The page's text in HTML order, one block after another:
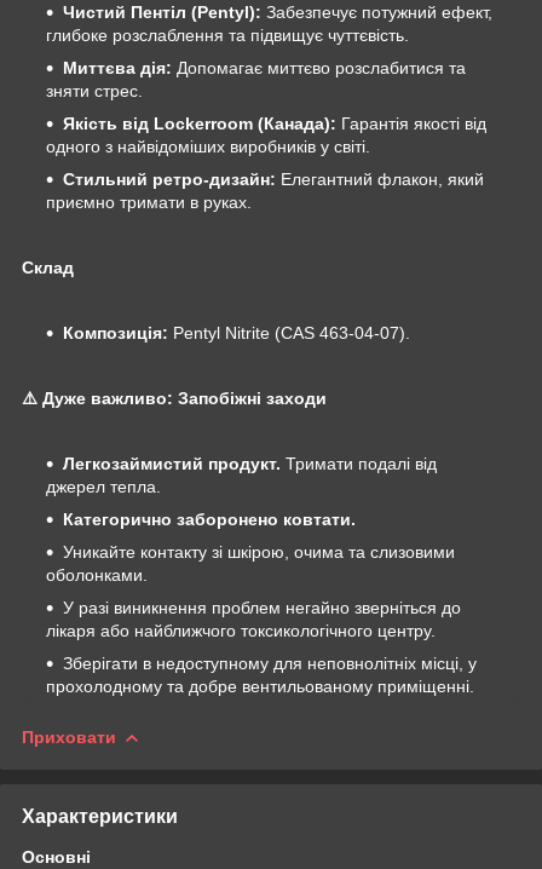
Чистий Пентіл (Pentyl): Забезпечує потужний ефект,
глибоке розслаблення та підвищує чуттєвість.
Миттєва дія: Допомагає миттєво розслабитися та
зняти стрес.
Якість від Lockerroom (Канада): Гарантія якості від
одного з найвідоміших виробників у світі.
Стильний ретро-дизайн: Елегантний флакон, який
приємно тримати в руках.
Склад
Композиція: Pentyl Nitrite (CAS 463-04-07).
⚠️ Дуже важливо: Запобіжні заходи
Легкозаймистий продукт. Тримати подалі від
джерел тепла.
Категорично заборонено ковтати.
Уникайте контакту зі шкірою, очима та слизовими
оболонками.
У разі виникнення проблем негайно зверніться до
лікаря або найближчого токсикологічного центру.
Зберігати в недоступному для неповнолітніх місці, у
прохолодному та добре вентильованому приміщенні.
Приховати
Характеристики
Основні